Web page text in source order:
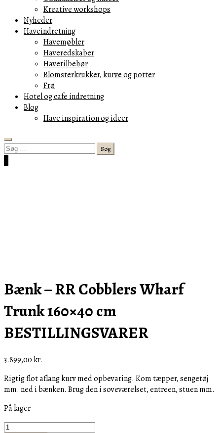
Kreative workshops
Nyheder
Haveindretning
Havemøbler
Haveredskaber
Havetilbehør
Blomsterkrukker, kurve og potter
Frø
Hotel og cafe indretning
Blog
Have inspiration og ideer
Search
Søg
efter:
Bænk – RR Cobblers Wharf
Trunk 160×40 cm
BESTILLINGSVARER
3.899,00kr.
Rigtig flot aflang kurv med opbevaring. Kom tæpper, sengetøj
mm. ned i bænken. Brug den i soveværelset, entreen, stuen mm.
På lager
Bænk